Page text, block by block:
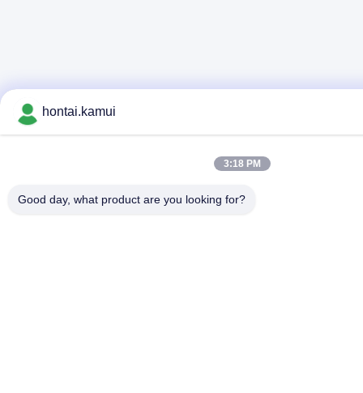
hontai.kamui
3:18 PM
Good day, what product are you looking for?